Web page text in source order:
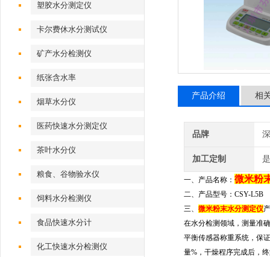
塑胶水分测定仪
卡尔费休水分测试仪
矿产水分检测仪
纸张含水率
烟草水分仪
医药快速水分测定仪
茶叶水分仪
粮食、谷物验水仪
饲料水分检测仪
食品快速水分计
化工快速水分检测仪
产品介绍 相
品牌
加工定制 是
一、产品名称： 微米粉
二、产品型号： CSY-L5B
三、 微米粉末水分测定仪
在水分检测领域，测量准
平衡传感器称重系统，保
量% ，干燥程序完成后，